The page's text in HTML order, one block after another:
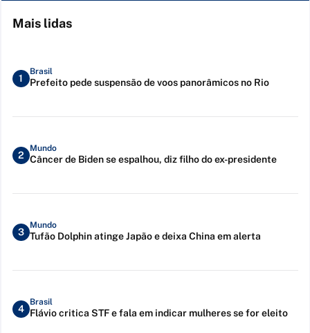
Mais lidas
1
Brasil
Prefeito pede suspensão de voos panorâmicos no Rio
2
Mundo
Câncer de Biden se espalhou, diz filho do ex-presidente
3
Mundo
Tufão Dolphin atinge Japão e deixa China em alerta
4
Brasil
Flávio critica STF e fala em indicar mulheres se for eleito